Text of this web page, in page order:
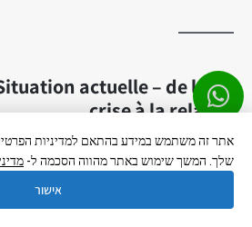
actuelle – de la
crise à la relance
des statistiques, à la mi-2025, Israël n’a
de touristes, contre4,9 millions
le secteur dépassent
18 milliards de
אתר זה משתמש במידע בהתאם למדיניות
שלך. המשך שימוש באתר מהווה הסכמה ל-
אישור